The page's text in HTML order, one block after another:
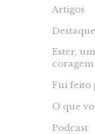
Artigos
Destaque
Ester,
coragem
Fui feito
O que
Podcast